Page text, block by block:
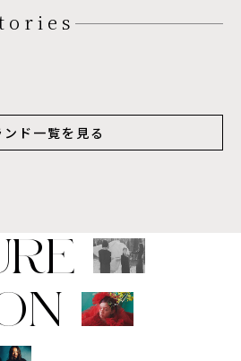
ンド一覧を見る
RE
N